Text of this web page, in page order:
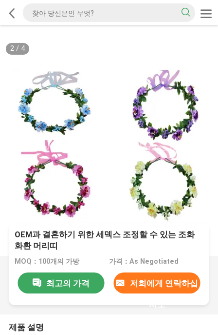
2/ 4
OEM과 결혼하기 위한 세덱스 조정할 수 있는 조화
화환 머리띠
MOQ：100개의 가방 가격：As Negotiated
최고의 가격 저희에게 연락하십
시오
제품 설명